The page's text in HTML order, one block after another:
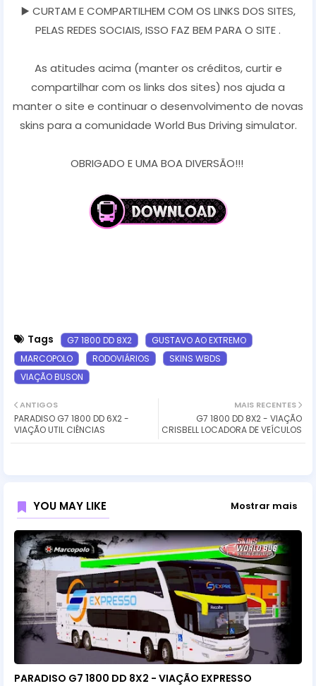
▶️ CURTAM E COMPARTILHEM COM OS LINKS DOS SITES,
PELAS REDES SOCIAIS, ISSO FAZ BEM PARA O SITE .
As atitudes acima (manter os créditos, curtir e
compartilhar com os links dos sites) nos ajuda a
manter o site e continuar o desenvolvimento de novas
skins para a comunidade World Bus Driving simulator.
OBRIGADO E UMA BOA DIVERSÃO!!!
Tags G7 1800 DD 8X2
GUSTAVO AO EXTREMO
MARCOPOLO
RODOVIÁRIOS
SKINS WBDS
VIAÇÃO BUSON
MAIS RECENTES
G7 1800 DD 8X2 - VIAÇÃO
CRISBELL LOCADORA DE VEÍCULOS
ANTIGOS
PARADISO G7 1800 DD 6X2 -
VIAÇÃO UTIL CIÊNCIAS
YOU MAY LIKE Mostrar mais
PARADISO G7 1800 DD 8X2 - VIAÇÃO EXPRESSO